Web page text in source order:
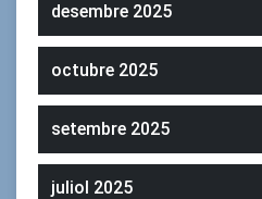
desembre 2025
octubre 2025
setembre 2025
juliol 2025